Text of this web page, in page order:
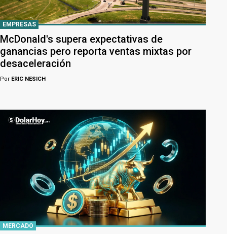
EMPRESAS
McDonald's supera expectativas de
ganancias pero reporta ventas mixtas por
desaceleración
Por ERIC NESICH
MERCADO